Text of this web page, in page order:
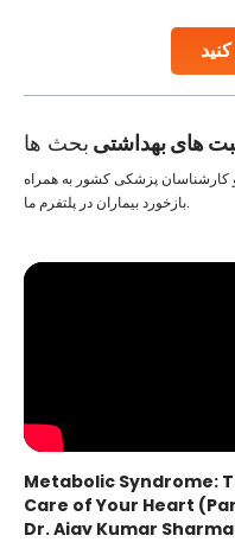
collected, they process
های بهداشتی بحث ها
پزشکی کشور به همراه
بازخورد بیماران در پلتفرم ما.
Metabolic Syndrome:
Care of Your Heart
Dr. Ajay Kumar Sharma